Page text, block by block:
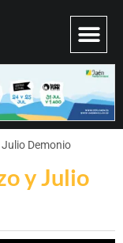
y Julio
Demonio